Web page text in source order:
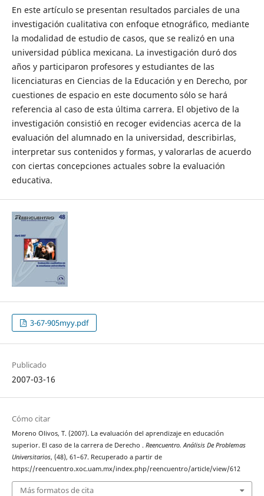
En este artículo se presentan resultados parciales de una
investigación cualitativa con enfoque etnográfico, mediante
la modalidad de estudio de casos, que se realizó en una
universidad pública mexicana. La investigación duró dos
años y participaron profesores y estudiantes de las
licenciaturas en Ciencias de la Educación y en Derecho, por
cuestiones de espacio en este documento sólo se hará
referencia al caso de esta última carrera. El objetivo de la
investigación consistió en recoger evidencias acerca de la
evaluación del alumnado en la universidad, describirlas,
interpretar sus contenidos y formas, y valorarlas de acuerdo
con ciertas concepciones actuales sobre la evaluación
educativa.
3-67-905myy.pdf
Publicado
2007-03-16
Cómo citar
Moreno Olivos, T. (2007). La evaluación del aprendizaje en educación
superior. El caso de la carrera de Derecho . Reencuentro. Análisis De Problemas
Universitarios, (48), 61–67. Recuperado a partir de
https://reencuentro.xoc.uam.mx/index.php/reencuentro/article/view/612
Más formatos de cita